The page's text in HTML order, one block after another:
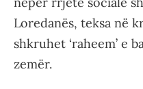
Loredanës, teksa në
shkruhet ‘raheem’ e
zemër.